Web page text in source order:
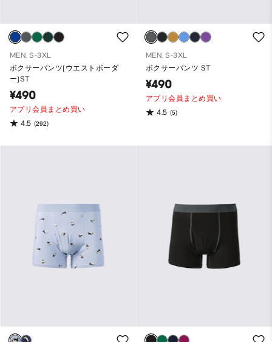
MEN, S-3XL
ボクサーパンツ(ウエストボーダ
ー)ST
¥490
アプリ会員まとめ買い
4.5 (292)
MEN, S-3XL
ボクサーパンツ ST
¥490
アプリ会員まとめ買い
4.5 (5)